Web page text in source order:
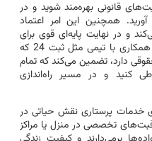
قانونی بهره‌مند شوید و در
همچنین این امر اعتماد
و در نهایت پایه‌ای قوی برای
توسعه کسب‌وکارتان فراهم می‌سازد. همکاری با تیمی مثل ثبت 24 که
و حقوقی دارد، تضمین می‌کند که تمام
کنید و در مسیر راه‌اندازی
خدمات پرستاری نقش حیاتی در
تخصصی در منزل یا مراکز